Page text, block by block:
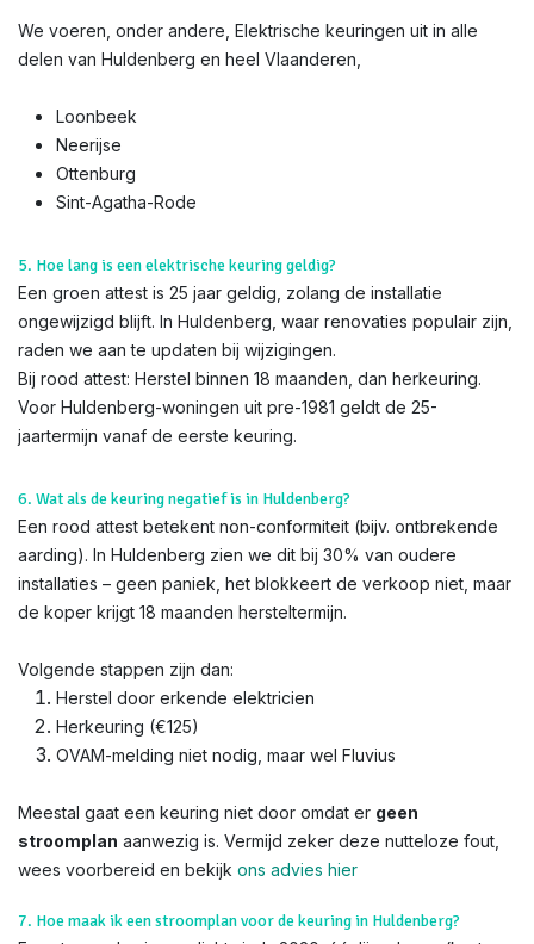
We voeren, onder andere, Elektrische keuringen uit in alle
delen van Huldenberg en heel Vlaanderen,
Loonbeek
Neerijse
Ottenburg
Sint-Agatha-Rode
5. Hoe lang is een elektrische keuring geldig?
Een groen attest is 25 jaar geldig, zolang de installatie
ongewijzigd blijft. In Huldenberg, waar renovaties populair zijn,
raden we aan te updaten bij wijzigingen.
Bij rood attest: Herstel binnen 18 maanden, dan herkeuring.
Voor Huldenberg-woningen uit pre-1981 geldt de 25-
jaartermijn vanaf de eerste keuring.
6. Wat als de keuring negatief is in Huldenberg?
Een rood attest betekent non-conformiteit (bijv. ontbrekende
aarding). In Huldenberg zien we dit bij 30% van oudere
installaties – geen paniek, het blokkeert de verkoop niet, maar
de koper krijgt 18 maanden hersteltermijn.
Volgende stappen zijn dan:
Herstel door erkende elektricien
Herkeuring (€125)
OVAM-melding niet nodig, maar wel Fluvius
Meestal gaat een keuring niet door omdat er geen
stroomplan aanwezig is. Vermijd zeker deze nutteloze fout,
wees voorbereid en bekijk ons advies hier
7. Hoe maak ik een stroomplan voor de keuring in Huldenberg?